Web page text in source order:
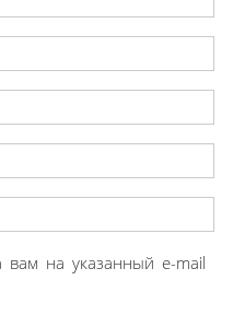
вам на указанный e-mail